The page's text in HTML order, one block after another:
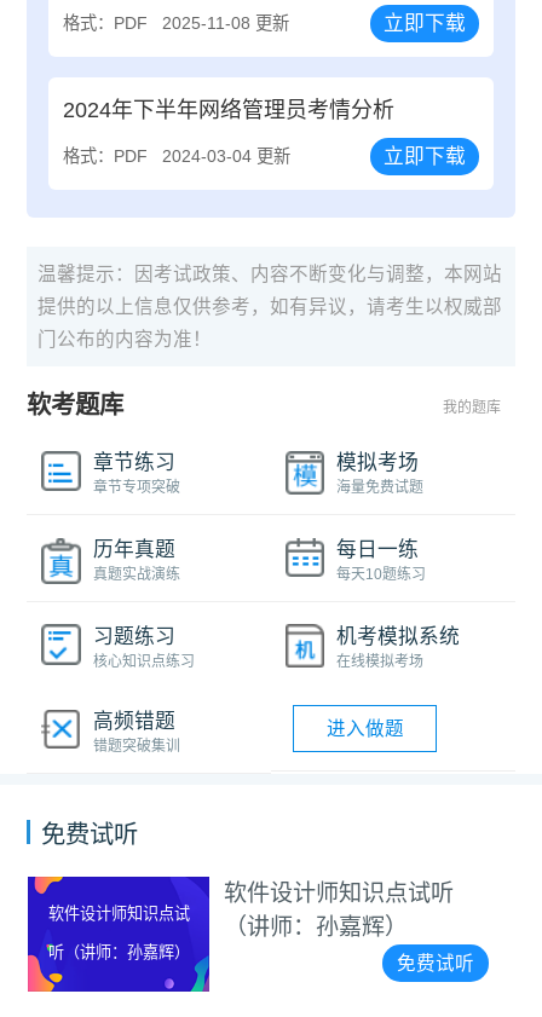
格式：PDF 2025-11-08 更新 立即下载
2024年下半年网络管理员考情分析
格式：PDF 2024-03-04 更新 立即下载
温馨提示：因考试政策、内容不断变化与调整，本网站
提供的以上信息仅供参考，如有异议，请考生以权威部
门公布的内容为准！
软考题库 我的题库
章节练习
章节专项突破
模拟考场
海量免费试题
历年真题
真题实战演练
每日一练
每天10题练习
习题练习
核心知识点练习
机考模拟系统
在线模拟考场
高频错题
错题突破集训
进入做题
免费试听
软件设计师知识点试
听（讲师：孙嘉辉）
软件设计师知识点试听
（讲师：孙嘉辉）
免费试听